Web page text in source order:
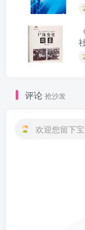
评论 抢沙发
欢迎您留下